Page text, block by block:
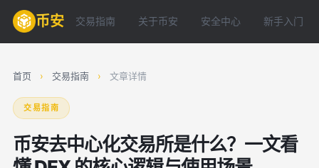
币安 交易指南 关于币安 安全中心 新手入门
首页 › 交易指南 › 文章详情
交易指南
币安去中心化交易所是什么？一文看